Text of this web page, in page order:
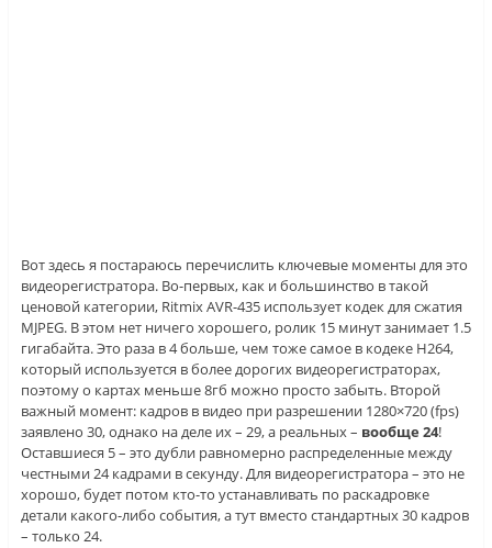
Вот здесь я постараюсь перечислить ключевые моменты для это
видеорегистратора. Во-первых, как и большинство в такой
ценовой категории, Ritmix AVR-435 использует кодек для сжатия
MJPEG. В этом нет ничего хорошего, ролик 15 минут занимает 1.5
гигабайта. Это раза в 4 больше, чем тоже самое в кодеке H264,
который используется в более дорогих видеорегистраторах,
поэтому о картах меньше 8гб можно просто забыть. Второй
важный момент: кадров в видео при разрешении 1280×720 (fps)
заявлено 30, однако на деле их – 29, а реальных – вообще 24!
Оставшиеся 5 – это дубли равномерно распределенные между
честными 24 кадрами в секунду. Для видеорегистратора – это не
хорошо, будет потом кто-то устанавливать по раскадровке
детали какого-либо события, а тут вместо стандартных 30 кадров
– только 24.